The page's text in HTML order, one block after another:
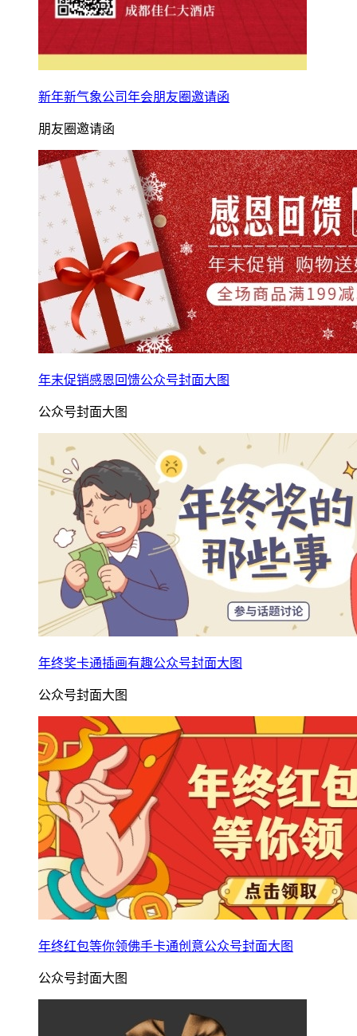
新年新气象公司年会朋友圈邀请函
朋友圈邀请函
年末促销感恩回馈公众号封面大图
公众号封面大图
年终奖卡通插画有趣公众号封面大图
公众号封面大图
年终红包等你领佛手卡通创意公众号封面大图
公众号封面大图